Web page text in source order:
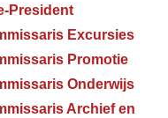
President
Excursies
Promotie
Onderwijs
Archief en